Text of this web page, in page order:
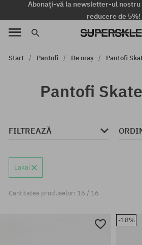
Abonați-vă la newsletter-ul
reducere de 5%!
Start Pantofi De oraș Pantofi
Pantofi
FILTREAZĂ
Lakai
Cantitatea produselor: 16 / 16
-18%